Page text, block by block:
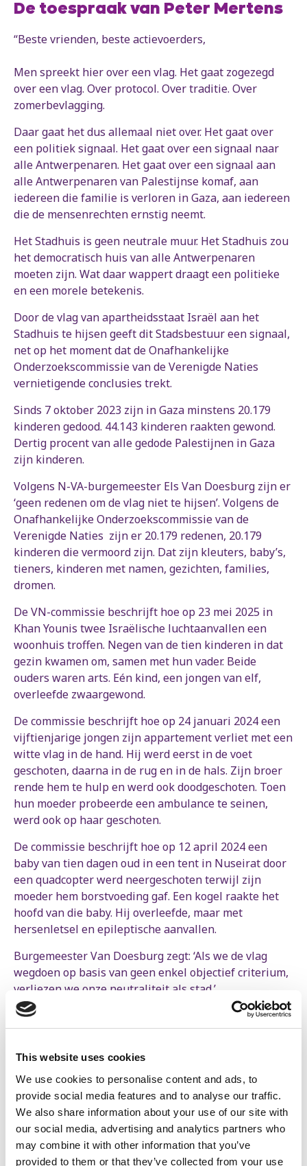
This website uses cookies
We use cookies to personalise content and ads, to
provide social media features and to analyse our traffic.
We also share information about your use of our site with
our social media, advertising and analytics partners who
may combine it with other information that you’ve
provided to them or that they’ve collected from your use
De toespraak van Peter Mertens
“Beste vrienden, beste actievoerders,
Men spreekt hier over een vlag. Het gaat zogezegd
over een vlag. Over protocol. Over traditie. Over
zomerbevlagging.
Daar gaat het dus allemaal niet over. Het gaat over
een politiek signaal. Het gaat over een signaal naar
alle Antwerpenaren. Het gaat over een signaal aan
alle Antwerpenaren van Palestijnse komaf, aan
iedereen die familie is verloren in Gaza, aan iedereen
die de mensenrechten ernstig neemt.
Het Stadhuis is geen neutrale muur. Het Stadhuis zou
het democratisch huis van alle Antwerpenaren
moeten zijn. Wat daar wappert draagt een politieke
en een morele betekenis.
Door de vlag van apartheidsstaat Israël aan het
Stadhuis te hijsen geeft dit Stadsbestuur een signaal,
net op het moment dat de Onafhankelijke
Onderzoekscommissie van de Verenigde Naties
vernietigende conclusies trekt.
Sinds 7 oktober 2023 zijn in Gaza minstens 20.179
kinderen gedood. 44.143 kinderen raakten gewond.
Dertig procent van alle gedode Palestijnen in Gaza
zijn kinderen.
Volgens N-VA-burgemeester Els Van Doesburg zijn er
‘geen redenen om de vlag niet te hijsen’. Volgens de
Onafhankelijke Onderzoekscommissie van de
Verenigde Naties zijn er 20.179 redenen, 20.179
kinderen die vermoord zijn. Dat zijn kleuters, baby’s,
tieners, kinderen met namen, gezichten, families,
dromen.
De VN-commissie beschrijft hoe op 23 mei 2025 in
Khan Younis twee Israëlische luchtaanvallen een
woonhuis troffen. Negen van de tien kinderen in dat
gezin kwamen om, samen met hun vader. Beide
ouders waren arts. Eén kind, een jongen van elf,
overleefde zwaargewond.
De commissie beschrijft hoe op 24 januari 2024 een
vijftienjarige jongen zijn appartement verliet met een
witte vlag in de hand. Hij werd eerst in de voet
geschoten, daarna in de rug en in de hals. Zijn broer
rende hem te hulp en werd ook doodgeschoten. Toen
hun moeder probeerde een ambulance te seinen,
werd ook op haar geschoten.
De commissie beschrijft hoe op 12 april 2024 een
baby van tien dagen oud in een tent in Nuseirat door
een quadcopter werd neergeschoten terwijl zijn
moeder hem borstvoeding gaf. Een kogel raakte het
hoofd van die baby. Hij overleefde, maar met
hersenletsel en epileptische aanvallen.
Burgemeester Van Doesburg zegt: ‘Als we de vlag
wegdoen op basis van geen enkel objectief criterium,
verliezen we onze neutraliteit als stad.’
Mevrouw Van Doesburg, de stad heeft haar
neutraliteit al lang verloren. Ze heeft haar
kant van Israël koos, de kant van het licht. Ze heeft
haar neutraliteit verloren toen langs de haven van
Antwerpen tonnen munitie werden verscheept naar
Israël. Ze heeft haar neutraliteit verloren toen de
politie van Antwerpen Israëlische spyware aankocht
die getest werd op Palestijnen.